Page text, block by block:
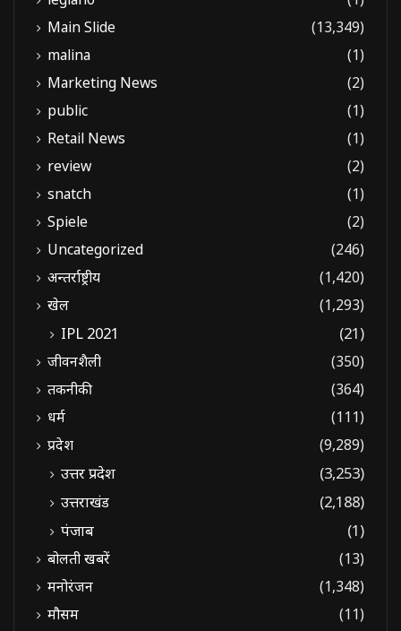
Main Slide
(13,349)
malina
(1)
Marketing News
(2)
public
(1)
Retail News
(1)
review
(2)
snatch
(1)
Spiele
(2)
Uncategorized
(246)
अन्तर्राष्ट्रीय
(1,420)
खेल
(1,293)
IPL 2021 (21)
जीवनशैली
(350)
तकनीकी
(364)
धर्म
(111)
प्रदेश
(9,289)
उत्तर प्रदेश
(3,253)
उत्तराखंड
(2,188)
पंजाब
(1)
बोलती खबरें
(13)
मनोरंजन
(1,348)
मौसम
(11)